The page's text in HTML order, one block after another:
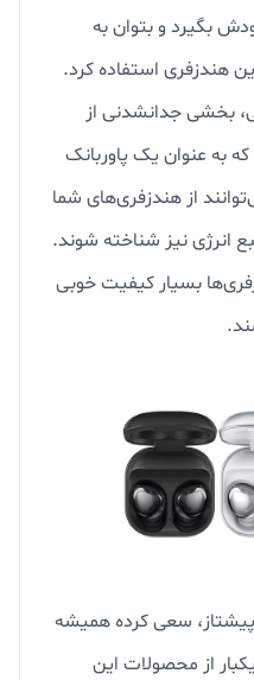
بگیرد و بتوان به
هندزفری استفاده کرد.
بخشی جدانشدنی از
به عنوان یک پاوربانک
از هندزفری‌های شما
انرژی نیز شناخته شوند.
بسیار کیفیت خوبی
سعی کرده همیشه
از محصولات این